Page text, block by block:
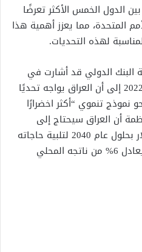
الدول الخمس الأكثر تعرضًا
المتحدة، مما يعزز أهمية هذا
لهذه التحديات.
الدولي قد أشارت في
تقريرها الصادر في نهاية عام 2022 إلى أن العراق يواجه تحديًا
نموذج تنموي “أكثر اخضرارًا
أن العراق سيحتاج إلى
استثمارات بقيمة 233 مليار دولار بحلول عام 2040 لتلبية حاجاته
التنموية الأكثر إلحاحًا، وهو ما يعادل 6% من ناتجه المحلي